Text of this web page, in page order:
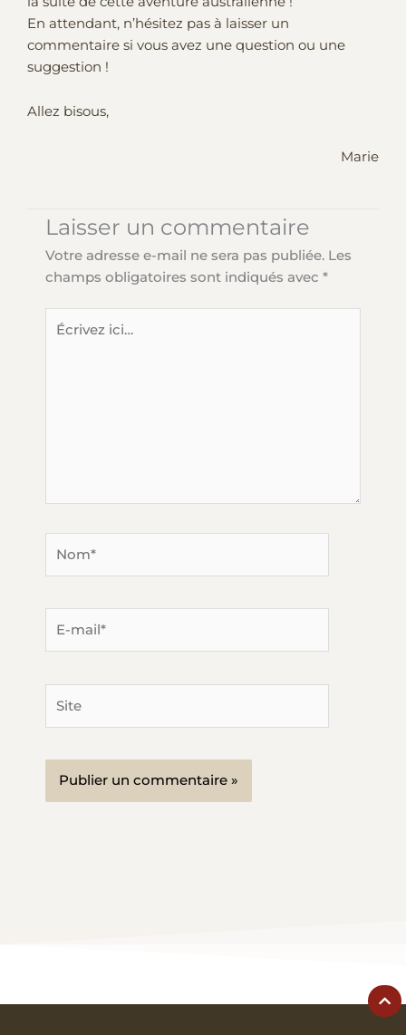
En attendant, n’hésitez pas à laisser un
commentaire si vous avez une question ou une
suggestion !
Allez bisous,
Marie
Laisser un commentaire
Votre adresse e-mail ne sera pas publiée. Les
champs obligatoires sont indiqués avec *
ici…
mail*